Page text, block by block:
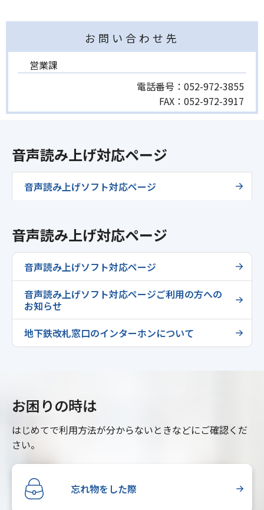
お問い合わせ先
営業課
電話番号： 052-972-3855
FAX： 052-972-3917
音声読み上げ対応ページ
音声読み上げソフト対応ページ
音声読み上げ対応ページ
音声読み上げソフト対応ページ
音声読み上げソフト対応ページご利用の方への
お知らせ
地下鉄改札窓口のインターホンについて
お困りの時は
はじめてで利用方法が分からないときなどにご確認くだ
さい。
忘れ物をした際